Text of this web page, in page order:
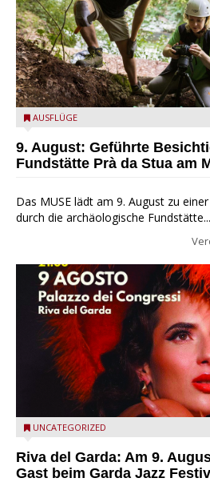
die archäologische Fundstätte
AUSFLÜGE
9. August: Geführte
Fundstätte Prà da Stua am
Das MUSE lädt am 9. August zu
durch die archäologische Fundstätte...
Riva del Garda - Emma Smith zu
UNCATEGORIZED
Riva del Garda: Am 9.
Gast beim Garda Jazz